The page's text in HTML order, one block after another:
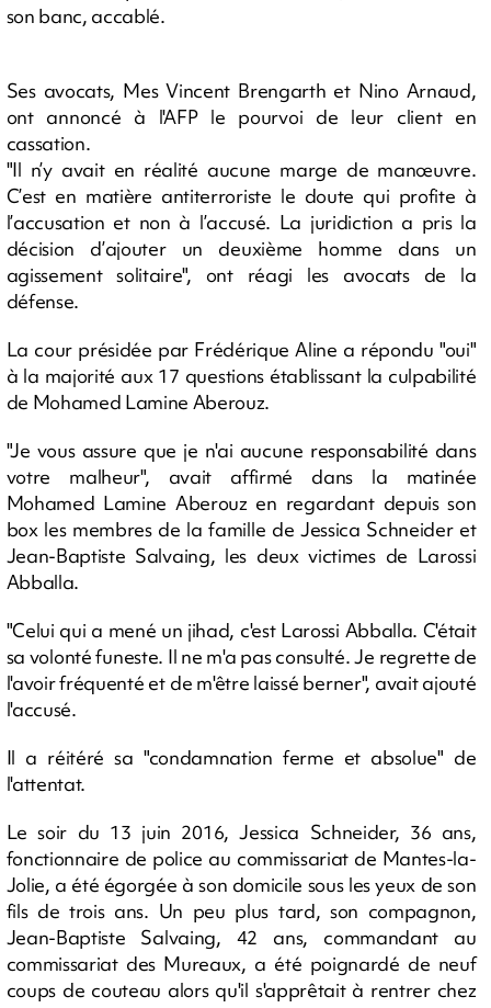
son banc, accablé.
Ses avocats, Mes Vincent Brengarth et Nino Arnaud,
ont annoncé à l'AFP le pourvoi de leur client en
cassation.
"Il n’y avait en réalité aucune marge de manœuvre.
C’est en matière antiterroriste le doute qui profite à
l’accusation et non à l’accusé. La juridiction a pris la
décision d’ajouter un deuxième homme dans un
agissement solitaire", ont réagi les avocats de la
défense.
La cour présidée par Frédérique Aline a répondu "oui"
à la majorité aux 17 questions établissant la culpabilité
de Mohamed Lamine Aberouz.
"Je vous assure que je n'ai aucune responsabilité dans
votre malheur", avait affirmé dans la matinée
Mohamed Lamine Aberouz en regardant depuis son
box les membres de la famille de Jessica Schneider et
Jean-Baptiste Salvaing, les deux victimes de Larossi
Abballa.
"Celui qui a mené un jihad, c'est Larossi Abballa. C'était
sa volonté funeste. Il ne m'a pas consulté. Je regrette de
l'avoir fréquenté et de m'être laissé berner", avait ajouté
l'accusé.
Il a réitéré sa "condamnation ferme et absolue" de
l'attentat.
Le soir du 13 juin 2016, Jessica Schneider, 36 ans,
fonctionnaire de police au commissariat de Mantes-la-
Jolie, a été égorgée à son domicile sous les yeux de son
fils de trois ans. Un peu plus tard, son compagnon,
Jean-Baptiste Salvaing, 42 ans, commandant au
commissariat des Mureaux, a été poignardé de neuf
coups de couteau alors qu'il s'apprêtait à rentrer chez